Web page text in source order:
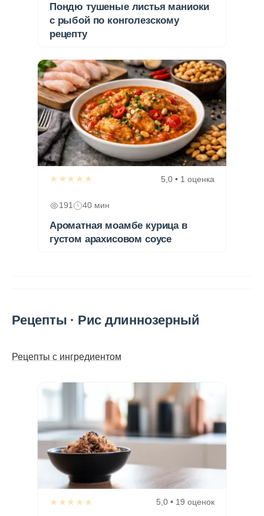
Пондю тушеные листья маниоки
с рыбой по конголезскому
рецепту
★★★★★ 5,0 • 1 оценка
191 40 мин
Ароматная моамбе курица в
густом арахисовом соусе
Рецепты · Рис длиннозерный
Рецепты с ингредиентом
★★★★★ 5,0 • 19 оценок